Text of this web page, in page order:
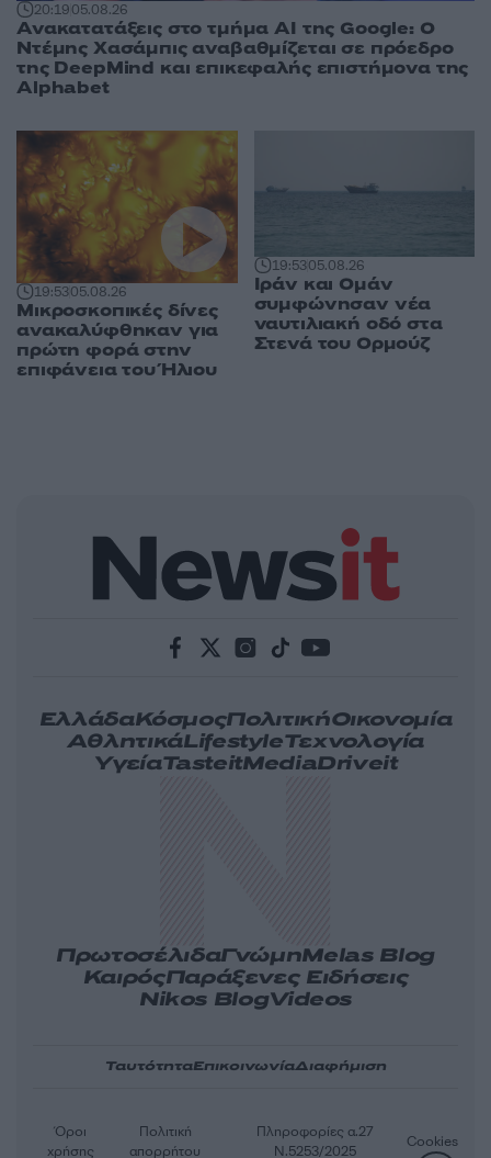
20:1905.08.26
Ανακατατάξεις στο τμήμα AI της Google: Ο
Ντέμης Χασάμπις αναβαθμίζεται σε πρόεδρο
της DeepMind και επικεφαλής επιστήμονα της
Alphabet
19:5305.08.26
Μικροσκοπικές δίνες
ανακαλύφθηκαν για
πρώτη φορά στην
επιφάνεια του Ήλιου
19:5305.08.26
Ιράν και Ομάν
συμφώνησαν νέα
ναυτιλιακή οδό στα
Στενά του Ορμούζ
ΕλλάδαΚόσμοςΠολιτικήΟικονομία
ΑθλητικάLifestyleΤεχνολογία
ΥγείαTasteitMediaDriveit
ΠρωτοσέλιδαΓνώμηMelas Blog
ΚαιρόςΠαράξενες Ειδήσεις
Nikos BlogVideos
ΤαυτότηταΕπικοινωνίαΔιαφήμιση
Όροι
χρήσης
Πολιτική
απορρήτου
Πληροφορίες α.27
Ν.5253/2025
Cookies